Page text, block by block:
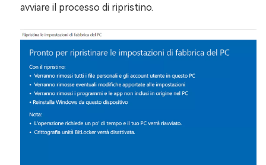
avviare il processo di ripristino.